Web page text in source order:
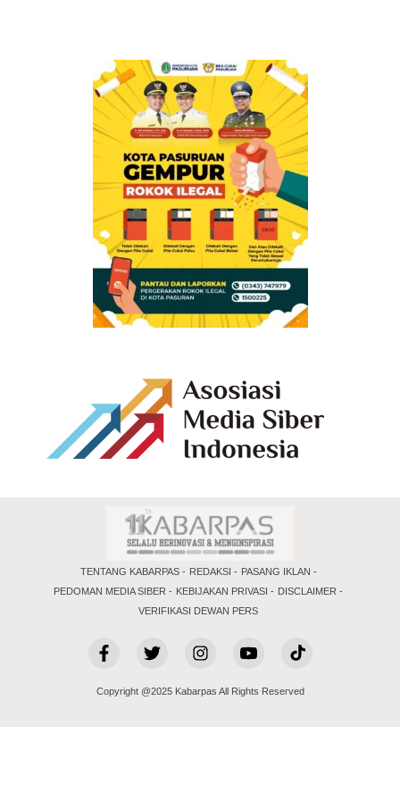
TENTANG KABARPAS REDAKSI
PASANG IKLAN
PEDOMAN MEDIA SIBER
KEBIJAKAN PRIVASI
DISCLAIMER
VERIFIKASI DEWAN PERS
Copyright @2025 Kabarpas All Rights Reserved